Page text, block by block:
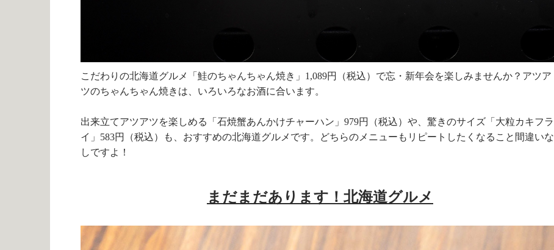
こだわりの北海道グルメ「鮭のちゃんちゃん焼き」 1,089円（税込）で忘・新年会を楽しみませんか？アツア
ツのちゃんちゃん焼きは、いろいろなお酒に合います。
出来立てアツアツを楽しめる「石焼蟹あんかけチャーハン」 979円（税込）や、驚きのサイズ「大粒カキフラ
イ」 583円（税込）も、おすすめの北海道グルメです。どちらのメニューもリピートしたくなること間違いな
しですよ！
まだまだあります！北海道グルメ